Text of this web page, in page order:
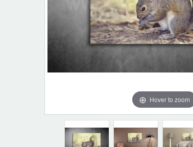
Hover to zoom